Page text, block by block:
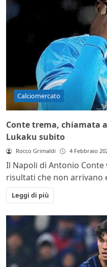
Calciomercato
Conte trema, chiamata
Lukaku subito
Rocco Grimaldi 4 Febbraio
Il Napoli di Antonio
risultati che non arrivano
Leggi di più